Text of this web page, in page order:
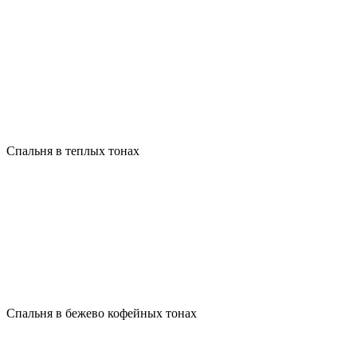
Спальня в теплых тонах
Спальня в бежево кофейных тонах